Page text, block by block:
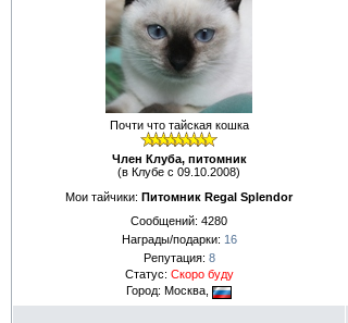
Почти что тайская кошка
Член Клуба, питомник
(в Клубе с 09.10.2008)
Мои тайчики: Питомник Regal Splendor
Сообщений: 4280
Награды/подарки: 16
Репутация: 8
Статус: Скоро буду
Город: Москва,